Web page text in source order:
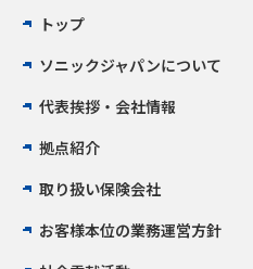
トップ
ソニックジャパンについて
代表挨拶・会社情報
拠点紹介
取り扱い保険会社
お客様本位の業務運営方針